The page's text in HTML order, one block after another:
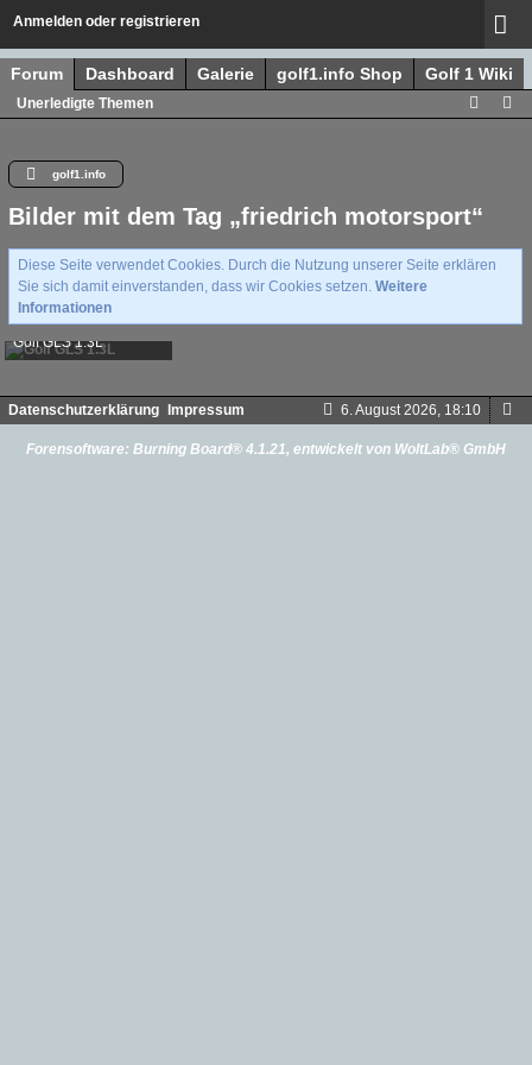
Anmelden oder registrieren
Forum Dashboard Galerie golf1.info Shop Golf 1 Wiki
Unerledigte Themen
golf1.info
Bilder mit dem Tag „friedrich motorsport“
Diese Seite verwendet Cookies. Durch die Nutzung unserer Seite erklären
Sie sich damit einverstanden, dass wir Cookies setzen. Weitere
Informationen
Golf GLS 1.3L
Max1980-7. Juni 2020, 14:06
Datenschutzerklärung Impressum 6. August 2026, 18:10
Forensoftware: Burning Board® 4.1.21, entwickelt von WoltLab® GmbH